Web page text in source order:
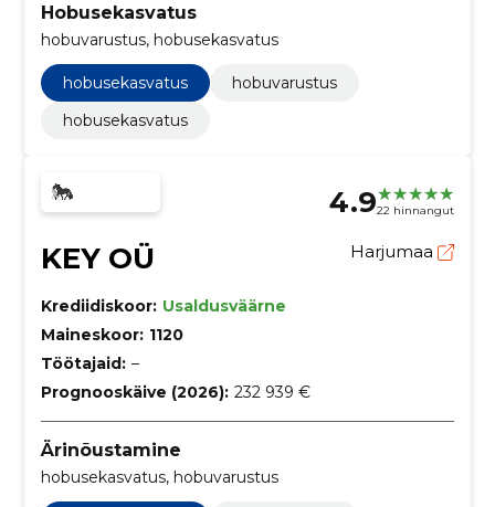
Hobusekasvatus
hobuvarustus, hobusekasvatus
hobusekasvatus
hobuvarustus
hobusekasvatus
4.922 hinnangut
KEY OÜ Harjumaa
Krediidiskoor: Usaldusväärne
Maineskoor: 1120
Töötajaid: –
Prognooskäive (2026): 232 939 €
Ärinõustamine
hobusekasvatus, hobuvarustus